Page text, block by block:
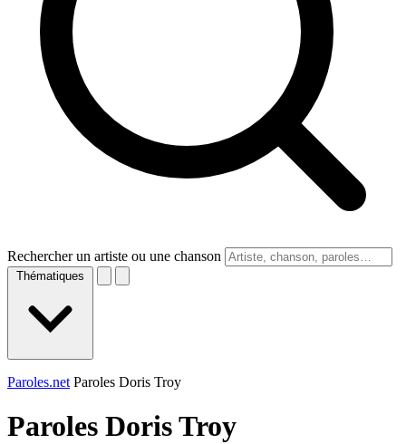
Rechercher un artiste ou une chanson
Thématiques
Paroles.net Paroles Doris Troy
Paroles Doris Troy